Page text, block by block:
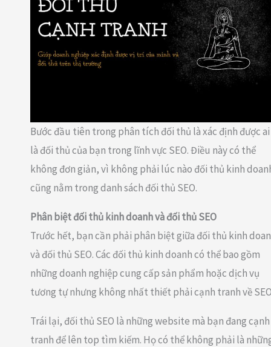
Bước đầu tiên trong phân tích đối thủ là xác định được ai
là đối thủ của bạn trong lĩnh vực SEO. Điều này có thể
không đơn giản, vì không phải lúc nào đối thủ kinh
cũng nằm trong danh sách đối thủ SEO.
Phân biệt đối thủ kinh doanh và đối thủ SEO
Trước hết, bạn cần phải phân biệt giữa đối thủ kinh
và đối thủ SEO. Các đối thủ kinh doanh có thể bao gồm
những doanh nghiệp cung cấp sản phẩm hoặc dịch vụ
tương tự nhưng không nhất thiết phải cạnh tranh về
Trái lại, đối thủ SEO là những website mà bạn đang cạnh
tranh để lên top tìm kiếm. Họ có thể không phải là